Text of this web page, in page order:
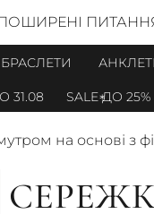
БРАСЛЕТИ
SALE ДО 25% НА
на основі з